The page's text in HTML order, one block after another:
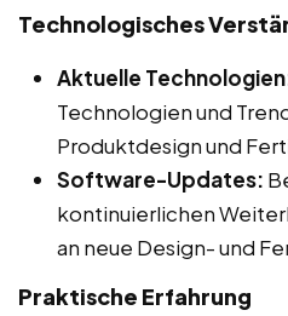
Technologisches
Aktuelle
Technologien und
Produktdesign und
Software-Updates:
kontinuierlichen
an neue Design- und
Praktische Erfahrung